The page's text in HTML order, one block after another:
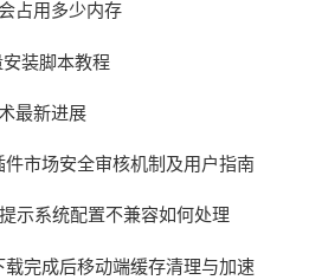
占用多少内存
装脚本教程
最新进展
件市场安全审核机制及用户指南
示系统配置不兼容如何处理
载完成后移动端缓存清理与加速